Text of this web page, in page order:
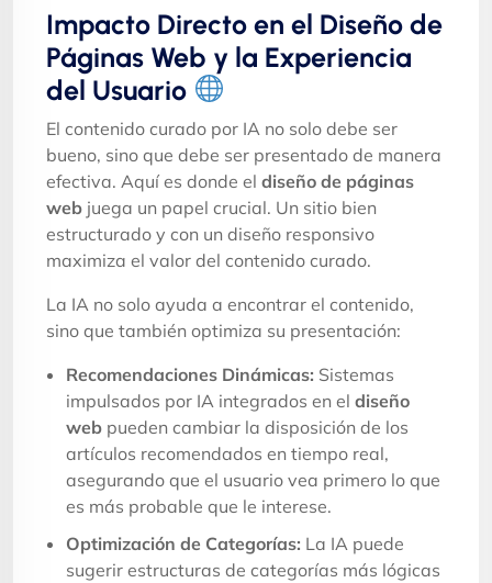
Impacto Directo en el Diseño de
Páginas Web y la Experiencia
del Usuario
El contenido curado por IA no solo debe ser
bueno, sino que debe ser presentado de manera
efectiva. Aquí es donde el diseño de páginas
web juega un papel crucial. Un sitio bien
estructurado y con un diseño responsivo
maximiza el valor del contenido curado.
La IA no solo ayuda a encontrar el contenido,
sino que también optimiza su presentación:
Recomendaciones Dinámicas: Sistemas
impulsados por IA integrados en el diseño
web pueden cambiar la disposición de los
artículos recomendados en tiempo real,
asegurando que el usuario vea primero lo que
es más probable que le interese.
Optimización de Categorías: La IA puede
sugerir estructuras de categorías más lógicas